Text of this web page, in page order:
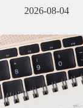
2026-08-04